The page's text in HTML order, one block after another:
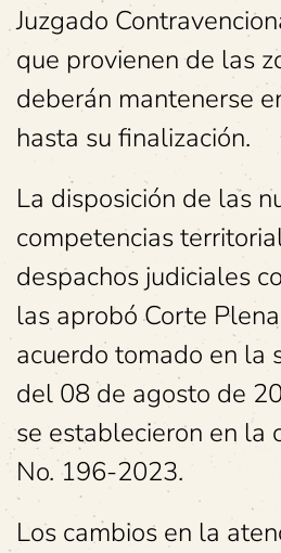
Juzgado
que provienen de las
deberán mantenerse
hasta su finalización.
La disposición de las
competencias
despachos judiciales
las aprobó Corte
acuerdo tomado en la
del 08 de agosto de
se establecieron en la
No. 196-2023.
Los cambios en la